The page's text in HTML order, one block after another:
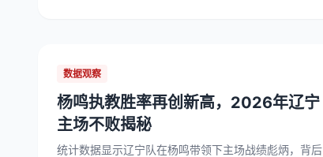
数据观察
杨鸣执教胜率再创新高，2026年辽宁
主场不败揭秘
统计数据显示辽宁队在杨鸣带领下主场战绩彪炳，背后